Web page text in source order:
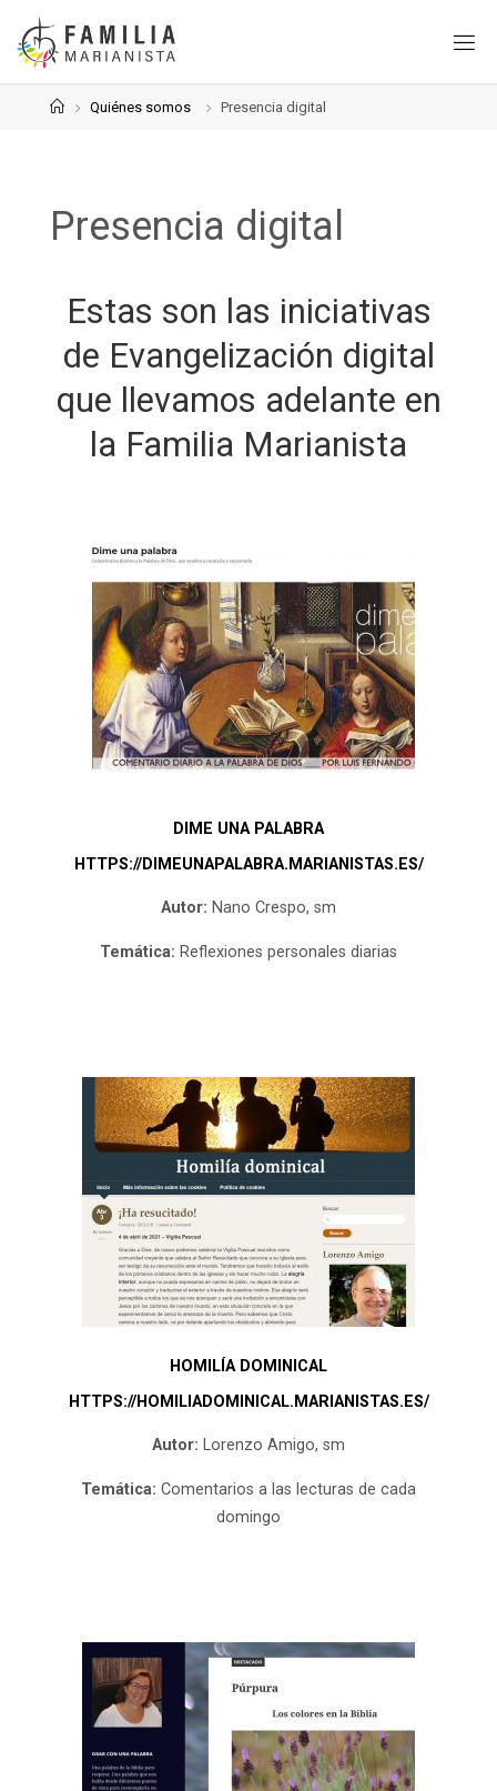
Saltar
contenido
PáginaQuiénes somos Presencia digital
Presencia digital
Estas son las iniciativas
de Evangelización digital
que llevamos adelante en
la Familia Marianista
DIME UNA PALABRA
HTTPS://DIMEUNAPALABRA.MARIANISTAS.ES/
Autor: Nano Crespo, sm
Temática: Reflexiones personales diarias
HOMILÍA DOMINICAL
HTTPS://HOMILIADOMINICAL.MARIANISTAS.ES/
Autor: Lorenzo Amigo, sm
Temática: Comentarios a las lecturas de cada
domingo